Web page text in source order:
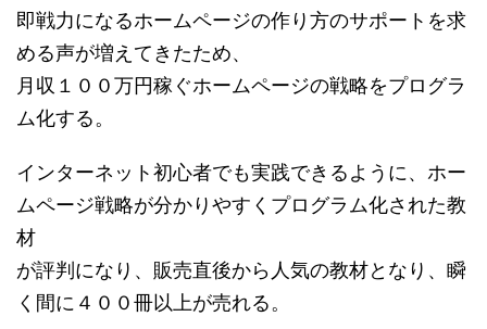
即戦力になるホームページの作り方のサポートを求
める声が増えてきたため、
月収１００万円稼ぐホームページの戦略をプログラ
ム化する。
インターネット初心者でも実践できるように、ホー
ムページ戦略が分かりやすくプログラム化された教
材
が評判になり、販売直後から人気の教材となり、瞬
く間に４００冊以上が売れる。